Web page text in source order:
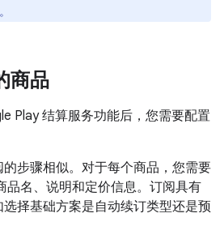
商品
Play 结算服务功能后，您需要配置
步骤相似。对于每个商品，您需要
品名、说明和定价信息。订阅具有
择基础方案是自动续订类型还是预